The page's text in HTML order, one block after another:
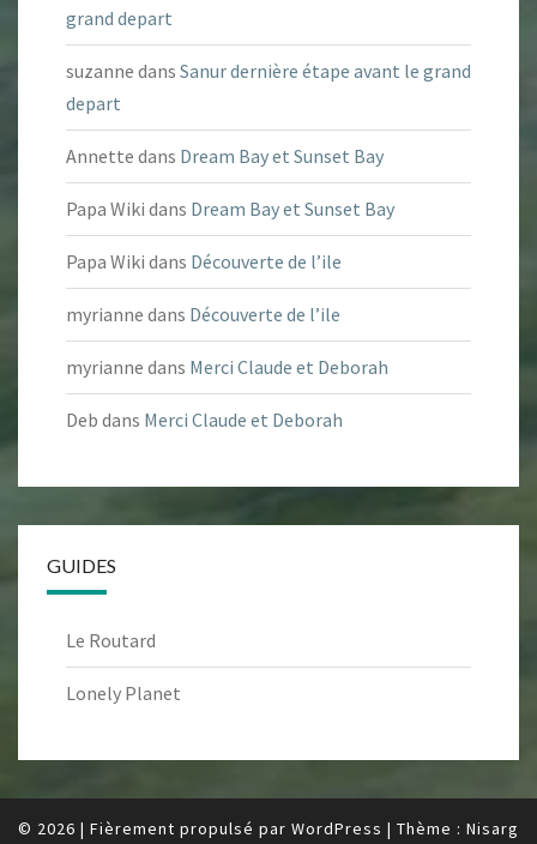
grand depart
suzanne dans Sanur dernière étape avant le grand
depart
Annette dans Dream Bay et Sunset Bay
Papa Wiki dans Dream Bay et Sunset Bay
Papa Wiki dans Découverte de l’ile
myrianne dans Découverte de l’ile
myrianne dans Merci Claude et Deborah
Deb dans Merci Claude et Deborah
GUIDES
Le Routard
Lonely Planet
© 2026 | Fièrement propulsé par WordPress | Thème : Nisarg